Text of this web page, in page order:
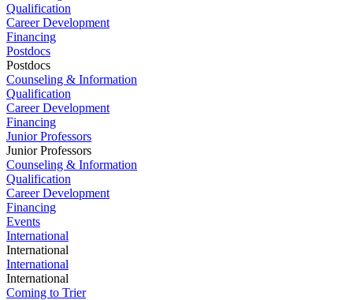
Qualification
Career Development
Financing
Postdocs
Postdocs
Counseling & Information
Qualification
Career Development
Financing
Junior Professors
Junior Professors
Counseling & Information
Qualification
Career Development
Financing
Events
International
International
International
International
Coming to Trier